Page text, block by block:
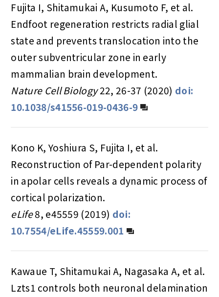
Fujita I, Shitamukai A, Kusumoto F, et al.
Endfoot regeneration restricts radial glial
state and prevents translocation into the
outer subventricular zone in early
mammalian brain development.
Nature Cell Biology22, 26-37 (2020) doi:
10.1038/s41556-019-0436-9
Kono K, Yoshiura S, Fujita I, et al.
Reconstruction of Par-dependent polarity
in apolar cells reveals a dynamic process of
cortical polarization.
eLife8, e45559 (2019) doi:
10.7554/eLife.45559.001
Kawaue T, Shitamukai A, Nagasaka A, et al.
Lzts1 controls both neuronal delamination